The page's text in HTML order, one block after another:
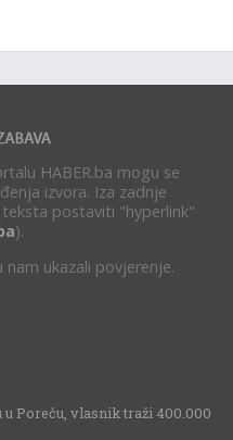
HABER.ba mogu se
izvora. Iza zadnje
postaviti "hyperlink"
).
nam ukazali povjerenje.
Poreču, vlasnik traži 400.000